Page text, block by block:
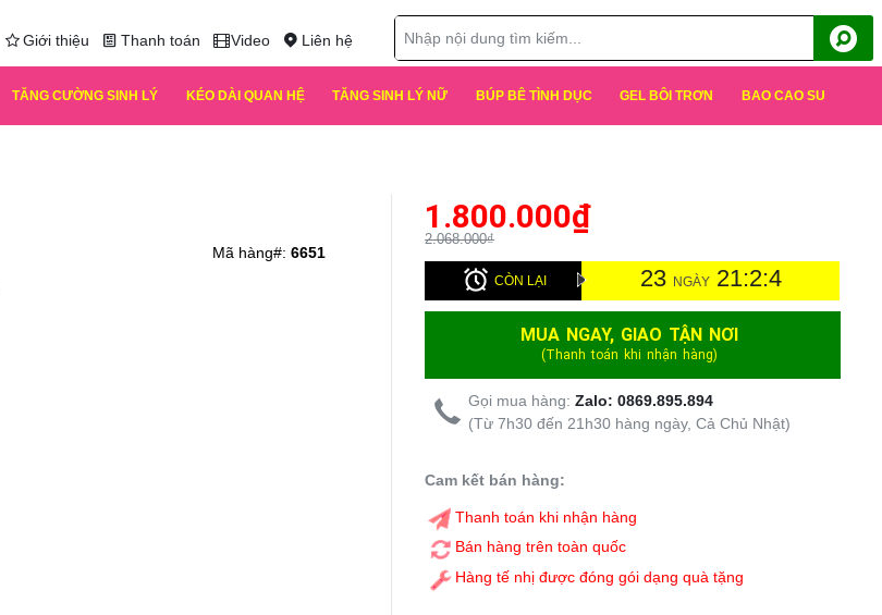
Giới thiệu Thanh toán Video Liên hệ
TĂNG CƯỜNG SINH LÝ KÉO DÀI QUAN HỆ TĂNG SINH LÝ NỮ BÚP BÊ TÌNH DỤC GEL BÔI TRƠN BAO CAO SU
Mã hàng#:6651
1.800.000₫
2.068.000₫
CÒN LẠI 23 NGÀY21:2:3
MUA NGAY, GIAO TẬN NƠI
(Thanh toán khi nhận hàng)
Gọi mua hàng:Zalo: 0869.895.894
(Từ 7h30 đến 21h30 hàng ngày, Cả Chủ Nhật)
Cam kết bán hàng:
Thanh toán khi nhận hàng
Bán hàng trên toàn quốc
Hàng tế nhị được đóng gói dạng quà tặng